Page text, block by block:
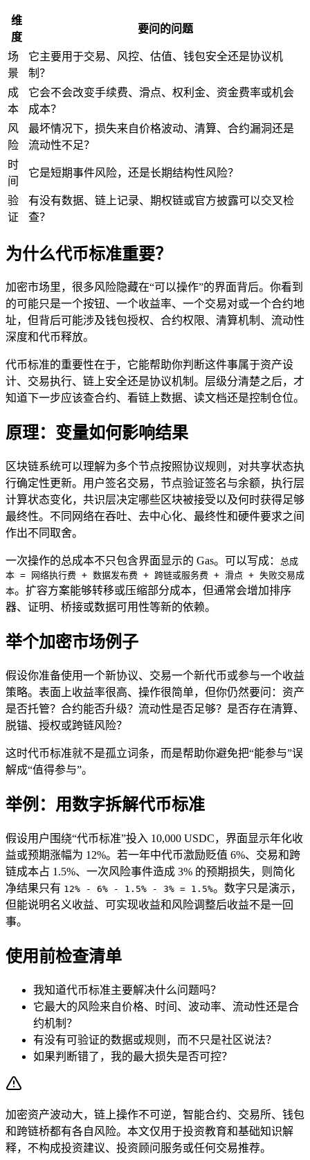
维
度
要问的问题
场
景
它主要用于交易、风控、估值、钱包安全还是协议机
制？
成
本
它会不会改变手续费、滑点、权利金、资金费率或机会
成本？
风
险
最坏情况下，损失来自价格波动、清算、合约漏洞还是
流动性不足？
时
间
它是短期事件风险，还是长期结构性风险？
验
证
有没有数据、链上记录、期权链或官方披露可以交叉检
查？
为什么代币标准重要？
加密市场里，很多风险隐藏在“可以操作”的界面背后。你看到
的可能只是一个按钮、一个收益率、一个交易对或一个合约地
址，但背后可能涉及钱包授权、合约权限、清算机制、流动性
深度和代币释放。
代币标准的重要性在于，它能帮助你判断这件事属于资产设
计、交易执行、链上安全还是协议机制。层级分清楚之后，才
知道下一步应该查合约、看链上数据、读文档还是控制仓位。
原理：变量如何影响结果
区块链系统可以理解为多个节点按照协议规则，对共享状态执
行确定性更新。用户签名交易，节点验证签名与余额，执行层
计算状态变化，共识层决定哪些区块被接受以及何时获得足够
最终性。不同网络在吞吐、去中心化、最终性和硬件要求之间
作出不同取舍。
一次操作的总成本不只包含界面显示的 Gas。可以写成：
总成
本 = 网络执行费 + 数据发布费 + 跨链或服务费 + 滑点 + 失败交易成
本。扩容方案能够转移或压缩部分成本，但通常会增加排序
器、证明、桥接或数据可用性等新的依赖。
举个加密市场例子
假设你准备使用一个新协议、交易一个新代币或参与一个收益
策略。表面上收益率很高、操作很简单，但你仍然要问：资产
是否托管？合约能否升级？流动性是否足够？是否存在清算、
脱锚、授权或跨链风险？
这时代币标准就不是孤立词条，而是帮助你避免把“能参与”误
解成“值得参与”。
举例：用数字拆解代币标准
假设用户围绕“代币标准”投入 10,000 USDC，界面显示年化收
益或预期涨幅为 12%。若一年中代币激励贬值 6%、交易和跨
链成本占 1.5%、一次风险事件造成 3% 的预期损失，则简化
净结果只有 12% - 6% - 1.5% - 3% = 1.5%。数字只是演示，
但能说明名义收益、可实现收益和风险调整后收益不是一回
事。
使用前检查清单
我知道代币标准主要解决什么问题吗？
它最大的风险来自价格、时间、波动率、流动性还是合
约机制？
有没有可验证的数据或规则，而不只是社区说法？
如果判断错了，我的最大损失是否可控？
加密资产波动大，链上操作不可逆，智能合约、交易所、钱包
和跨链桥都有各自风险。本文仅用于投资教育和基础知识解
释，不构成投资建议、投资顾问服务或任何交易推荐。